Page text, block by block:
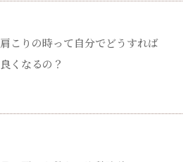
肩こりの時って自分でどうすれば
良くなるの？